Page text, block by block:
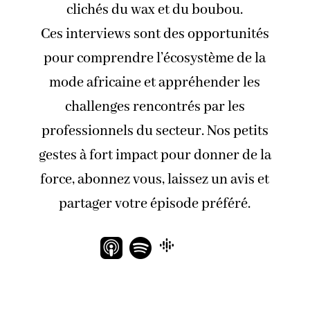
clichés du wax et du boubou.
Ces interviews sont des opportunités
pour comprendre l’écosystème de la
mode africaine et appréhender les
challenges rencontrés par les
professionnels du secteur. Nos petits
gestes à fort impact pour donner de la
force, abonnez vous, laissez un avis et
partager votre épisode préféré.